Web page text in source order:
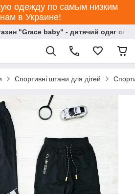
одежду по самым низким
в Украине!
"Grace baby" - дитячий одяг
Спортивні штани для дітей